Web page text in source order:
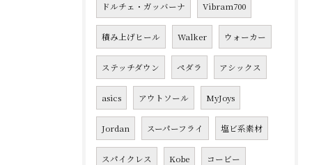
ドルチェ・ガッバーナ Vibram700
積み上げヒール Walker ウォーカー
ステッチダウン ペダラ アシックス
asics アウトソール MyJoys
Jordan スーパーフライ 塩ビ系素材
スパイクレス Kobe コービー